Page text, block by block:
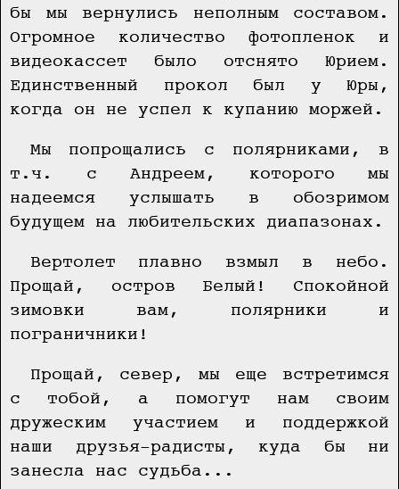
бы мы вернулись неполным составом.
Огромное количество фотопленок и
видеокассет было отснято Юрием.
Единственный прокол был у Юры,
когда он не успел к купанию моржей.
Мы попрощались с полярниками, в
т.ч. с Андреем, которого мы
надеемся услышать в обозримом
будущем на любительских диапазонах.
Вертолет плавно взмыл в небо.
Прощай, остров Белый! Спокойной
зимовки вам, полярники и
пограничники!
Прощай, север, мы еще встретимся
с тобой, а помогут нам своим
дружеским участием и поддержкой
наши друзья-радисты, куда бы ни
занесла нас судьба...